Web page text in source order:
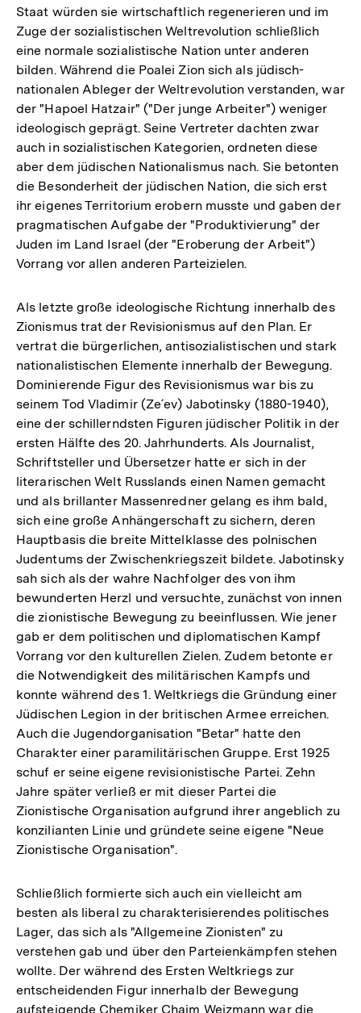
Staat würden sie wirtschaftlich regenerieren und im
Zuge der sozialistischen Weltrevolution schließlich
eine normale sozialistische Nation unter anderen
bilden. Während die Poalei Zion sich als jüdisch-
nationalen Ableger der Weltrevolution verstanden, war
der "Hapoel Hatzair" ("Der junge Arbeiter") weniger
ideologisch geprägt. Seine Vertreter dachten zwar
auch in sozialistischen Kategorien, ordneten diese
aber dem jüdischen Nationalismus nach. Sie betonten
die Besonderheit der jüdischen Nation, die sich erst
ihr eigenes Territorium erobern musste und gaben der
pragmatischen Aufgabe der "Produktivierung" der
Juden im Land Israel (der "Eroberung der Arbeit")
Vorrang vor allen anderen Parteizielen.
Als letzte große ideologische Richtung innerhalb des
Zionismus trat der Revisionismus auf den Plan. Er
vertrat die bürgerlichen, antisozialistischen und stark
nationalistischen Elemente innerhalb der Bewegung.
Dominierende Figur des Revisionismus war bis zu
seinem Tod Vladimir (Ze´ev) Jabotinsky (1880-1940),
eine der schillerndsten Figuren jüdischer Politik in der
ersten Hälfte des 20. Jahrhunderts. Als Journalist,
Schriftsteller und Übersetzer hatte er sich in der
literarischen Welt Russlands einen Namen gemacht
und als brillanter Massenredner gelang es ihm bald,
sich eine große Anhängerschaft zu sichern, deren
Hauptbasis die breite Mittelklasse des polnischen
Judentums der Zwischenkriegszeit bildete. Jabotinsky
sah sich als der wahre Nachfolger des von ihm
bewunderten Herzl und versuchte, zunächst von innen
die zionistische Bewegung zu beeinflussen. Wie jener
gab er dem politischen und diplomatischen Kampf
Vorrang vor den kulturellen Zielen. Zudem betonte er
die Notwendigkeit des militärischen Kampfs und
konnte während des 1. Weltkriegs die Gründung einer
Jüdischen Legion in der britischen Armee erreichen.
Auch die Jugendorganisation "Betar" hatte den
Charakter einer paramilitärischen Gruppe. Erst 1925
schuf er seine eigene revisionistische Partei. Zehn
Jahre später verließ er mit dieser Partei die
Zionistische Organisation aufgrund ihrer angeblich zu
konzilianten Linie und gründete seine eigene "Neue
Zionistische Organisation".
Schließlich formierte sich auch ein vielleicht am
besten als liberal zu charakterisierendes politisches
Lager, das sich als "Allgemeine Zionisten" zu
verstehen gab und über den Parteienkämpfen stehen
wollte. Der während des Ersten Weltkriegs zur
entscheidenden Figur innerhalb der Bewegung
aufsteigende Chemiker Chaim Weizmann war die